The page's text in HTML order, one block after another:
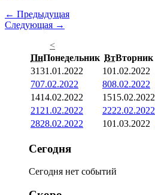
← Предыдущая
Следующая →
<
ПнПонедельник ВтВторник
3131.01.2022 101.02.2022
707.02.2022 808.02.2022
1414.02.2022 1515.02.2022
21 21.02.2022 2222.02.2022
2828.02.2022 101.03.2022
Сегодня
Сегодня нет событий